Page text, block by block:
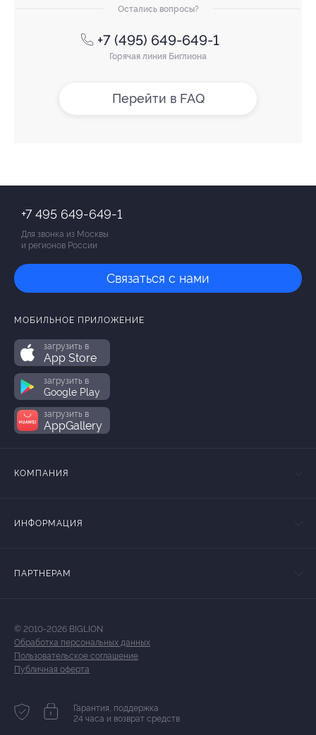
Остались вопросы?
+7 (495) 649-649-1
Горячая линия Биглиона
Перейти в FAQ
+7 495 649-649-1
Для звонка из Москвы
и регионов России
Связаться с нами
МОБИЛЬНОЕ ПРИЛОЖЕНИЕ
загрузить в
App Store
загрузить в
Google Play
загрузить в
AppGallery
КОМПАНИЯ
ИНФОРМАЦИЯ
ПАРТНЕРАМ
© 2010-2026 BIGLION
Обработка персональных данных
Пользовательское соглашение
Публичная оферта
Гарантия, поддержка
24 часа и возврат средств